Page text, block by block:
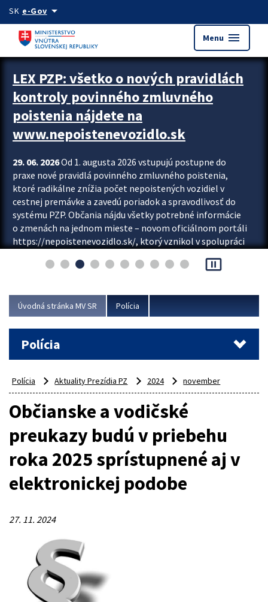
Preskocit na hlavný obsah
SK e-Govarrow_drop_down
Menu menu
Zastavit automatický posun upútavok
LEX PZP: všetko o nových pravidlách
kontroly povinného zmluvného
poistenia nájdete na
www.nepoistenevozidlo.sk
29. 06. 2026Od 1. augusta 2026 vstupujú postupne do
praxe nové pravidlá povinného zmluvného poistenia,
ktoré radikálne znížia počet nepoistených vozidiel v
cestnej premávke a zavedú poriadok a spravodlivosť do
systému PZP. Občania nájdu všetky potrebné informácie
o zmenách na jednom mieste – novom oficiálnom portáli
https://nepoistenevozidlo.sk/, ktorý vznikol v spolupráci
asociácie poisťovní (SLASPO) a Ministerstva vnútra SR.
Viac
pause_presentation
Úvodná stránka MV SR Polícia
Polícia
Polícia Aktuality Prezídia PZ 2024 november
Občianske a vodičské
preukazy budú v priebehu
roka 2025 sprístupnené aj v
elektronickej podobe
27. 11. 2024